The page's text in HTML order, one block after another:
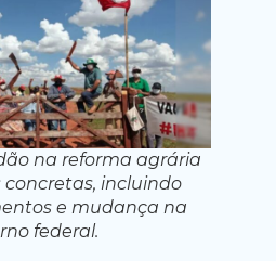
na reforma agrária
incluindo
e mudança na
federal.